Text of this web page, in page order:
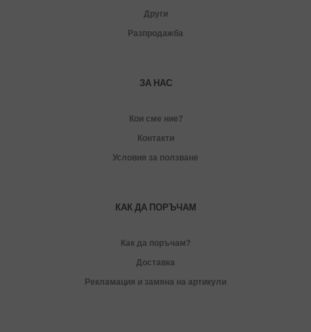
Други
Разпродажба
ЗА НАС
Кои сме ние?
Контакти
Условия за ползване
КАК ДА ПОРЪЧАМ
Как да поръчам?
Доставка
Рекламация и замяна на артикули